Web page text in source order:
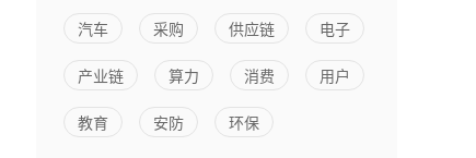
汽车 采购 供应链 电子
产业链 算力 消费 用户
教育 安防 环保